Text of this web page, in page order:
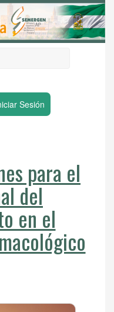
Sesión
para el
del
en el